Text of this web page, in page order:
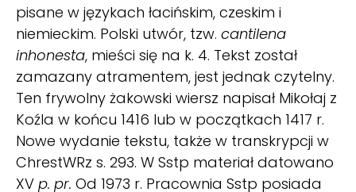
pisane w językach łacińskim, czeskim i
niemieckim. Polski utwór, tzw. cantilena
inhonesta, mieści się na k. 4. Tekst został
zamazany atramentem, jest jednak czytelny.
Ten frywolny żakowski wiersz napisał Mikołaj z
Koźla w końcu 1416 lub w początkach 1417 r.
Nowe wydanie tekstu, także w transkrypcji w
ChrestWRz s. 293. W Sstp materiał datowano
XV p. pr. Od 1973 r. Pracownia Sstp posiada